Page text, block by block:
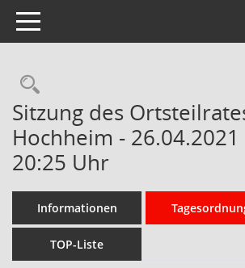
Toggle navigation
Rechercheauswahl
Sitzung des
Hochheim - 26.04.2021
20:25 Uhr
Informationen
TOP-Liste